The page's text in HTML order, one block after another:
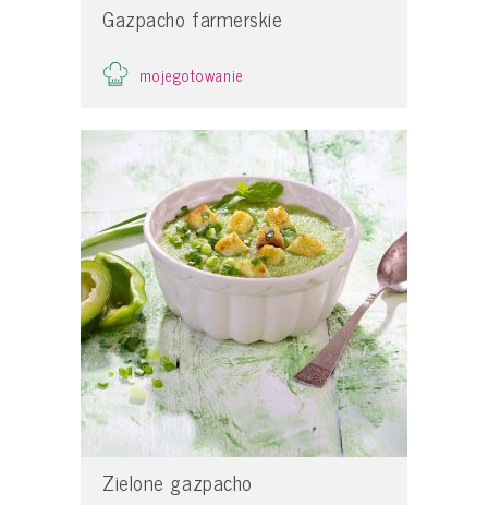
Gazpacho farmerskie
mojegotowanie
Zielone gazpacho